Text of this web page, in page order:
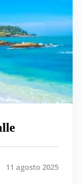
11 agosto 2025